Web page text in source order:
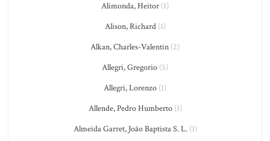
Alimonda, Heitor (1)
Alison, Richard(1)
Alkan, Charles-Valentin (2)
Allegri, Gregorio (5)
Allegri, Lorenzo (1)
Allende, Pedro Humberto(1)
Almeida Garret, João Baptista S. L.(1)